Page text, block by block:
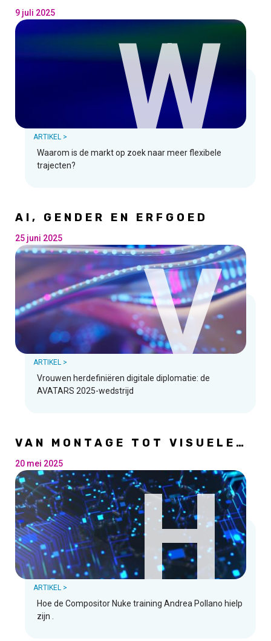
VERANDERING
9 juli 2025
W
ARTIKEL >
Waarom is de markt op zoek naar meer flexibele
trajecten?
AI, GENDER EN ERFGOED
25 juni 2025
V
ARTIKEL >
Vrouwen herdefiniëren digitale diplomatie: de
AVATARS 2025-wedstrijd
VAN MONTAGE TOT VISUELE
20 mei 2025
H
ARTIKEL >
Hoe de Compositor Nuke training Andrea Pollano hielp
zijn .